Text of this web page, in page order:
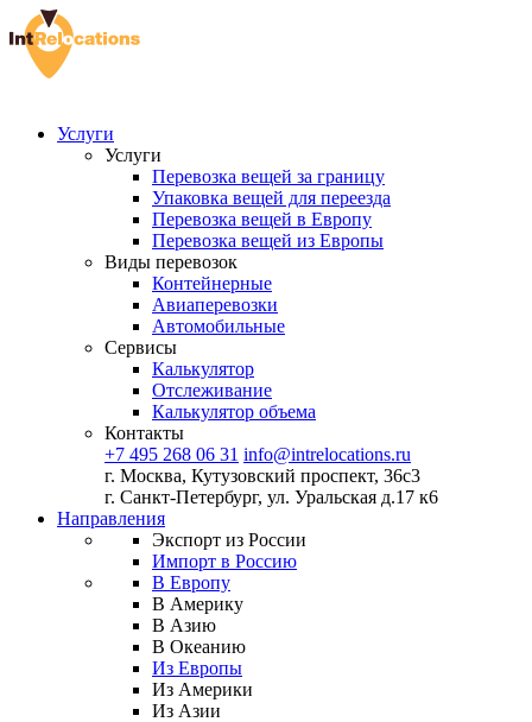
Услуги
Услуги
Перевозка вещей за границу
Упаковка вещей для переезда
Перевозка вещей в Европу
Перевозка вещей из Европы
Виды перевозок
Контейнерные
Авиаперевозки
Автомобильные
Сервисы
Калькулятор
Отслеживание
Калькулятор объема
Контакты
+7 495 268 06 31 info@intrelocations.ru
г. Москва, Кутузовский проспект, 36с3
г. Санкт-Петербург, ул. Уральская д.17 к6
Направления
Экспорт из России
Импорт в Россию
В Европу
В Америку
В Азию
В Океанию
Из Европы
Из Америки
Из Азии